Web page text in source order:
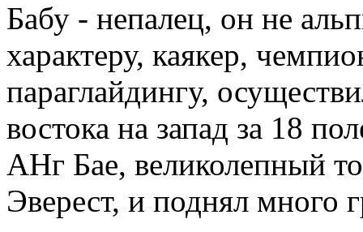
Бабу - непалец, он не
характеру, каякер,
параглайдингу,
востока на запад за 18
АНг Бае, великолепный
Эверест, и поднял много